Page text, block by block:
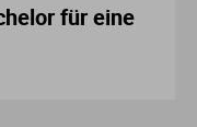
für eine